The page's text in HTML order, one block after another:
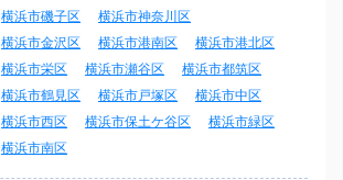
横浜市磯子区
横浜市神奈川区
横浜市金沢区
横浜市港南区
横浜市港北区
横浜市栄区
横浜市瀬谷区
横浜市都筑区
横浜市鶴見区
横浜市戸塚区
横浜市中区
横浜市西区
横浜市保土ケ谷区
横浜市緑区
横浜市南区